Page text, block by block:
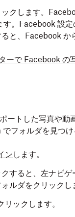
クします。
。Facebook 設
と、Facebook か
ーで Facebook の
ートした写真や
フォルダを見つけ
ン します。
すると、左ナビ
ォルダをクリックし
リックします。